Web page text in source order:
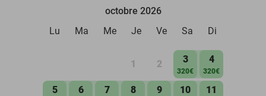
octobre 2026
Lu
Ma Me Je Ve Sa Di
1 2 3
320€
4
320€
5 6 7 8 9 10 11